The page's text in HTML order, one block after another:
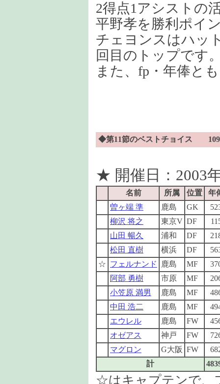
2得点1アシストの
平野孝を勝利ポイ
チェヨンスはハッ
回目のトップです
また、fp・年俸と
◆第11節のベストチョイス
★ 開催日：2003
名前 所属 位置
年
曽ヶ端 準
鹿島 GK
柳沢 将之
東京V DF
山田 暢久
浦和 DF
松田 直樹
横浜 DF
☆ フェルナンド 鹿島 MF
阿部 勇樹
市原 MF
小笠原 満男
鹿島 MF
中田 浩二
鹿島 MF
エウレル
鹿島 FW
オゼアス
神戸 FW
マグロン
G大阪 FW
計
☆はキャプテンで、